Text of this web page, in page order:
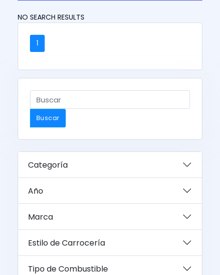
NO SEARCH RESULTS
1
Buscar
Categoría
Año
Marca
Estilo de Carrocería
Tipo de Combustible